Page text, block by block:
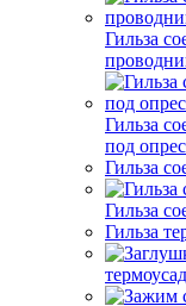
Гильза
Гильза
под
Гильза
Гильза
Гильза